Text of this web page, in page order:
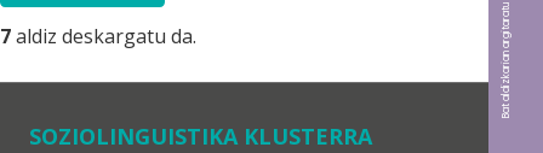
7aldiz deskargatu da.
SOZIOLINGUISTIKA KLUSTERRA
Bat aldizkarian argitaratu nahi?